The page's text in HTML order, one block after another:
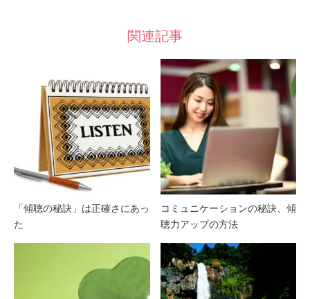
関連記事
「傾聴の秘訣」は正確さにあっ
た
コミュニケーションの秘訣、傾
聴力アップの方法